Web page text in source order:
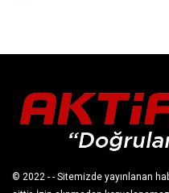
© 2022 - - Sitemizde yayınlanan